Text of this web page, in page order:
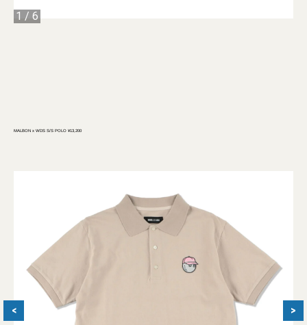
1 / 6
MALBON x WDS S/S POLO ¥13,200
< >